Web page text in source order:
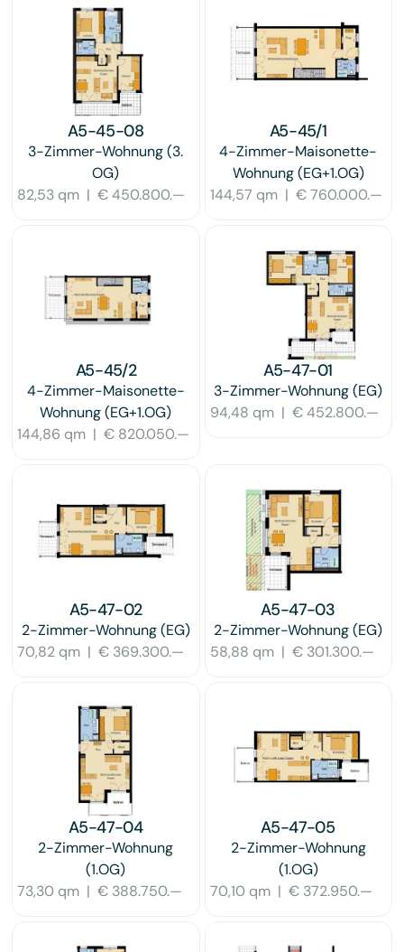
A5-45-08
3-Zimmer-Wohnung(3.
OG)
82,53 qm |€ 450.800.—
A5-45/1
4-Zimmer-Maisonette-
Wohnung(EG+1.OG)
144,57 qm| € 760.000.—
A5-45/2
4-Zimmer-Maisonette-
Wohnung(EG+1.OG)
144,86 qm |€ 820.050.—
A5-47-01
3-Zimmer-Wohnung(EG)
94,48 qm| € 452.800.—
A5-47-02
2-Zimmer-Wohnung(EG)
70,82 qm |€ 369.300.—
A5-47-03
2-Zimmer-Wohnung(EG)
58,88 qm| € 301.300.—
A5-47-04
2-Zimmer-Wohnung
(1.OG)
73,30 qm |€ 388.750.—
A5-47-05
2-Zimmer-Wohnung
(1.OG)
70,10 qm| € 372.950.—